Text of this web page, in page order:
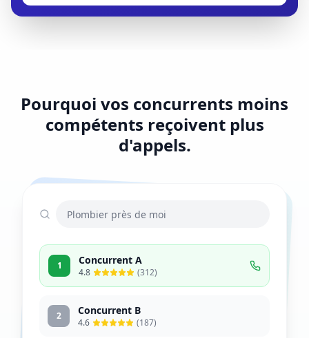
Pourquoi vos concurrents moins
compétents reçoivent plus
d'appels.
Plombier près de moi
1 Concurrent A
4.8 (312)
2 Concurrent B
4.6 (187)